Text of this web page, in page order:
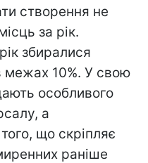
створення не
за рік.
збиралися
межах 10%. У свою
особливого
а
що скріпляє
раніше